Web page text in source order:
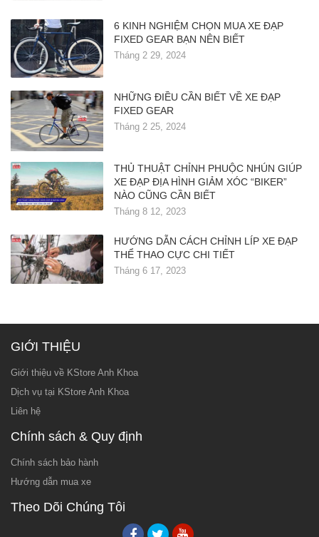
6 KINH NGHIỆM CHỌN MUA XE ĐẠP
FIXED GEAR BẠN NÊN BIẾT
Tháng 2 29, 2024
NHỮNG ĐIỀU CẦN BIẾT VỀ XE ĐẠP
FIXED GEAR
Tháng 2 25, 2024
THỦ THUẬT CHỈNH PHUỘC NHÚN GIÚP
XE ĐẠP ĐỊA HÌNH GIẢM XÓC “BIKER”
NÀO CŨNG CẦN BIẾT
Tháng 8 12, 2023
HƯỚNG DẪN CÁCH CHỈNH LÍP XE ĐẠP
THỂ THAO CỰC CHI TIẾT
Tháng 6 17, 2023
GIỚI THIỆU
Giới thiệu về KStore Anh Khoa
Dịch vụ tại KStore Anh Khoa
Liên hệ
Chính sách & Quy định
Chính sách bảo hành
Hướng dẫn mua xe
Theo Dõi Chúng Tôi